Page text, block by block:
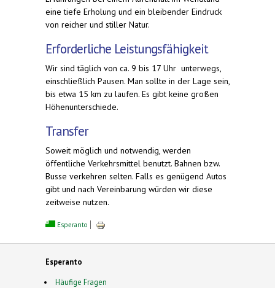
eine tiefe Erholung und ein bleibender Eindruck
von reicher und stiller Natur.
Erforderliche Leistungsfähigkeit
Wir sind täglich von ca. 9 bis 17 Uhr unterwegs,
einschließlich Pausen. Man sollte in der Lage sein,
bis etwa 15 km zu laufen. Es gibt keine großen
Höhenunterschiede.
Transfer
Soweit möglich und notwendig, werden
öffentliche Verkehrsmittel benutzt. Bahnen bzw.
Busse verkehren selten. Falls es genügend Autos
gibt und nach Vereinbarung würden wir diese
zeitweise nutzen.
Esperanto
Esperanto
Häufige Fragen